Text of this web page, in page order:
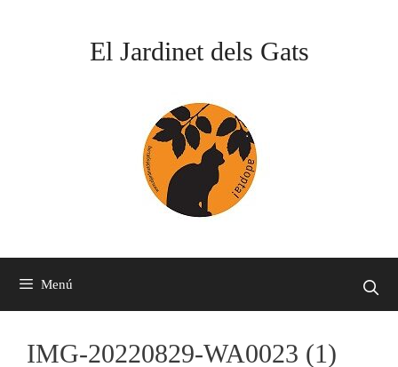
El Jardinet dels Gats
Menú
IMG-20220829-WA0023 (1)